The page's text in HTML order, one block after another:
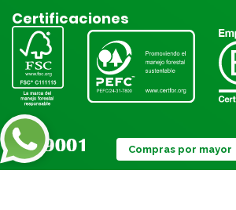
Certificaciones
Compras por mayor